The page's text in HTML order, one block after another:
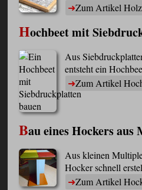
Zum Artikel
Hochbeet mit
Aus
entsteht ein
Zum Artikel
Bau eines Hockers
Aus kleinen
Hocker schnell
Zum Artikel